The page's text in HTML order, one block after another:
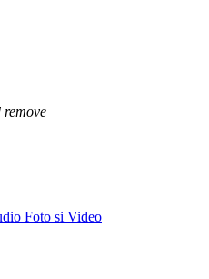
remove
Foto si Video